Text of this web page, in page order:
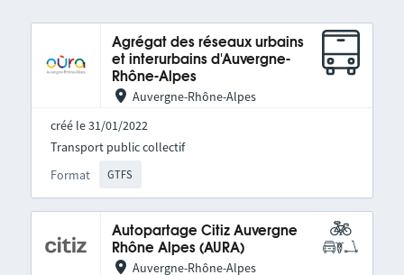
Agrégat des réseaux urbains
et interurbains d'Auvergne-
Rhône-Alpes
Auvergne-Rhône-Alpes
créé le 31/01/2022
Format GTFS
Transport public collectif
Autopartage Citiz Auvergne
Rhône Alpes (AURA)
Auvergne-Rhône-Alpes